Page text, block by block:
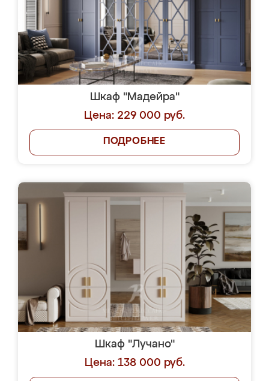
Шкаф "Мадейра"
Цена: 229 000 руб.
ПОДРОБНЕЕ
Шкаф "Лучано"
Цена: 138 000 руб.